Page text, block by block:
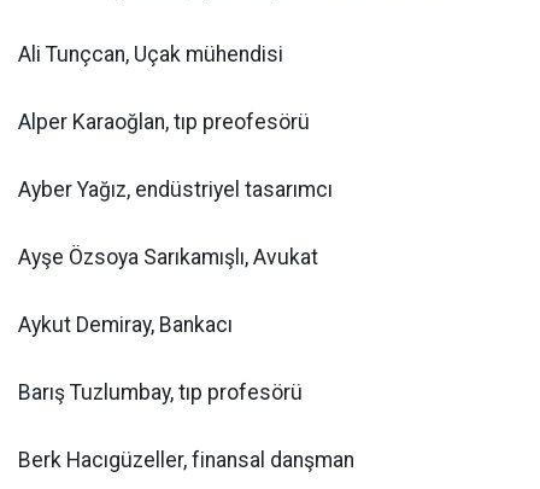
Ali Tunçcan, Uçak mühendisi
Alper Karaoğlan, tıp preofesörü
Ayber Yağız, endüstriyel tasarımcı
Ayşe Özsoya Sarıkamışlı, Avukat
Aykut Demiray, Bankacı
Barış Tuzlumbay, tıp profesörü
Berk Hacıgüzeller, finansal danşman